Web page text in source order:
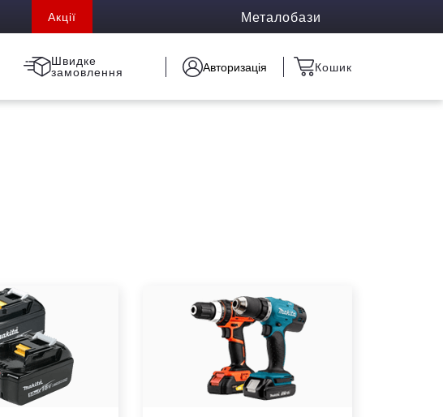
Акції Металобази
Швидке
замовлення Авторизація Кошик